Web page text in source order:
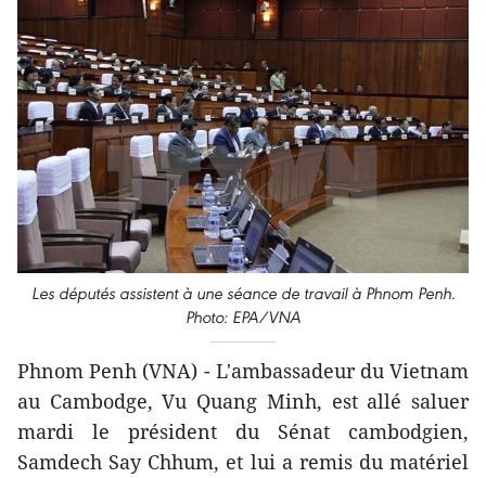
Les députés assistent à une séance de travail à Phnom Penh.
Photo: EPA/VNA
Phnom Penh (VNA) - L'ambassadeur du Vietnam
au Cambodge, Vu Quang Minh, est allé saluer
mardi le président du Sénat cambodgien,
Samdech Say Chhum, et lui a remis du matériel